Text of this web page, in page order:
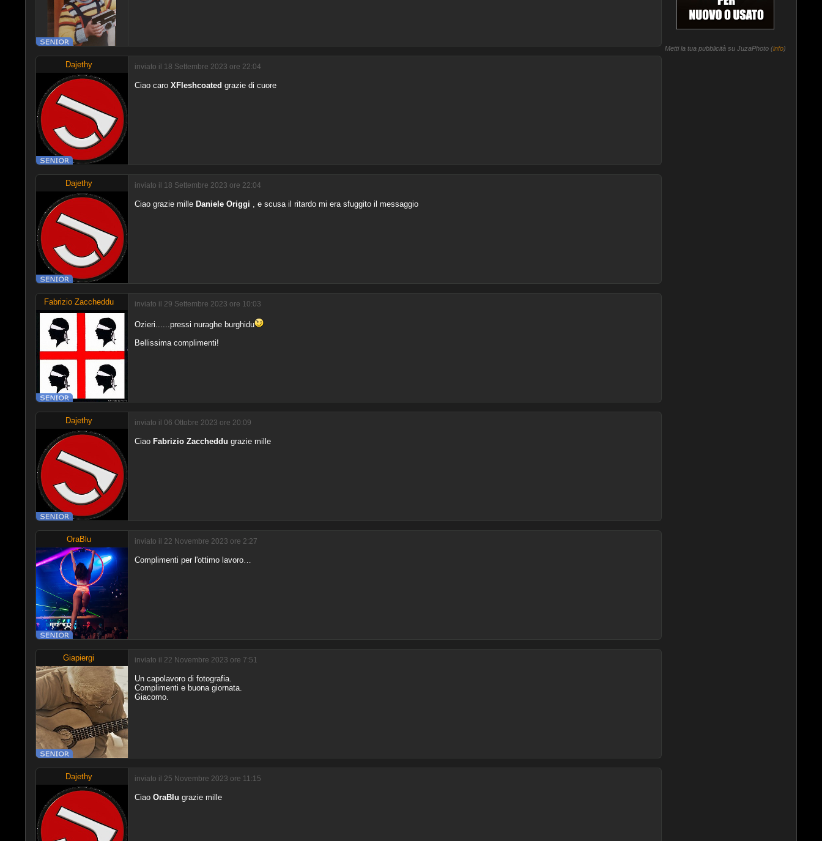
Dajethy inviato il 18 Settembre 2023 ore 22:04
Ciao caro XFleshcoated grazie di cuore
Dajethy inviato il 18 Settembre 2023 ore 22:04
Ciao grazie milleDaniele Origgi , e scusa il ritardo mi era sfuggito il messaggio
Fabrizio Zaccheddu inviato il 29 Settembre 2023 ore 10:03
Ozieri......pressi nuraghe burghidu
Bellissima complimenti!
Dajethy inviato il 06 Ottobre 2023 ore 20:09
Ciao Fabrizio Zaccheddu grazie mille
OraBlu inviato il 22 Novembre 2023 ore 2:27
Complimenti per l'ottimo lavoro…
Giapiergi inviato il 22 Novembre 2023 ore 7:51
Un capolavoro di fotografia.
Complimenti e buona giornata.
Giacomo.
Dajethy inviato il 25 Novembre 2023 ore 11:15
Ciao OraBlu grazie mille
Metti la tua pubblicità su JuzaPhoto (info)